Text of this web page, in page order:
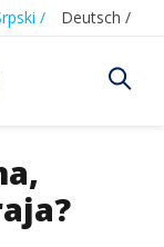
/ Deutsch /